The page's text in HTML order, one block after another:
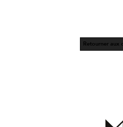
Retourner aux